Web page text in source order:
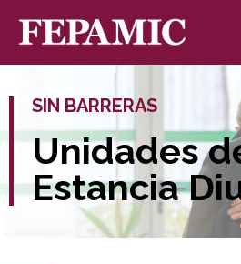
SIN BARRERAS
Unidades
Estancia